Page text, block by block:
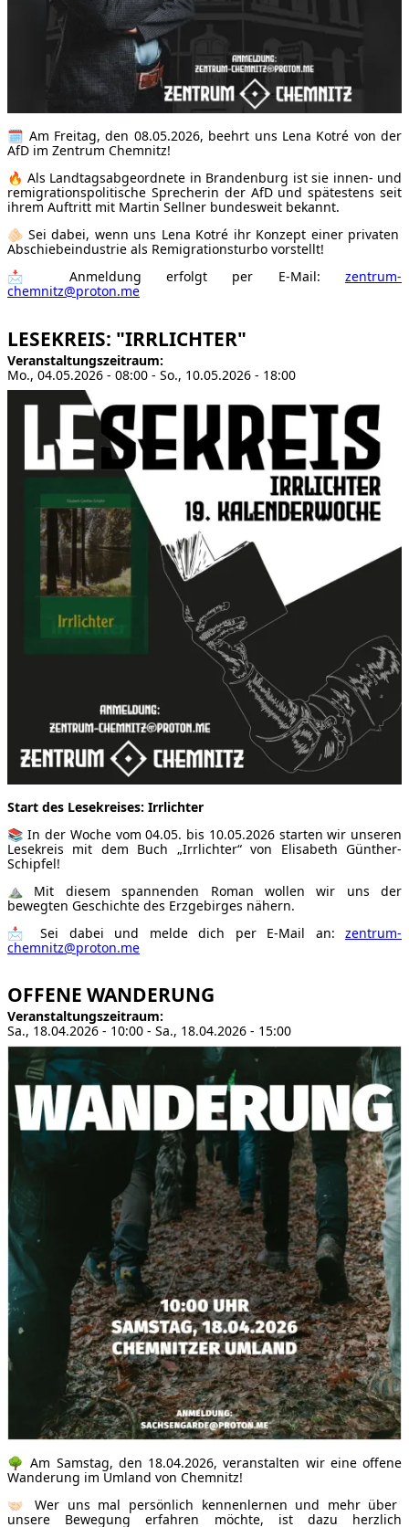
🗓 Am Freitag, den 08.05.2026, beehrt uns Lena Kotré von der
AfD im Zentrum Chemnitz!
🔥 Als Landtagsabgeordnete in Brandenburg ist sie innen- und
remigrationspolitische Sprecherin der AfD und spätestens seit
ihrem Auftritt mit Martin Sellner bundesweit bekannt.
🫵🏻 Sei dabei, wenn uns Lena Kotré ihr Konzept einer privaten
Abschiebeindustrie als Remigrationsturbo vorstellt!
📩 Anmeldung erfolgt per E-Mail: zentrum-
chemnitz@proton.me
LESEKREIS: "IRRLICHTER"
Veranstaltungszeitraum
Mo., 04.05.2026 - 08:00 - So., 10.05.2026 - 18:00
Start des Lesekreises: Irrlichter
📚 In der Woche vom 04.05. bis 10.05.2026 starten wir unseren
Lesekreis mit dem Buch „Irrlichter“ von Elisabeth Günther-
Schipfel!
⛰ Mit diesem spannenden Roman wollen wir uns der
bewegten Geschichte des Erzgebirges nähern.
📩 Sei dabei und melde dich per E-Mail an: zentrum-
chemnitz@proton.me
OFFENE WANDERUNG
Veranstaltungszeitraum
Sa., 18.04.2026 - 10:00 - Sa., 18.04.2026 - 15:00
🌳 Am Samstag, den 18.04.2026, veranstalten wir eine offene
Wanderung im Umland von Chemnitz!
🤝🏻 Wer uns mal persönlich kennenlernen und mehr über
unsere Bewegung erfahren möchte, ist dazu herzlich